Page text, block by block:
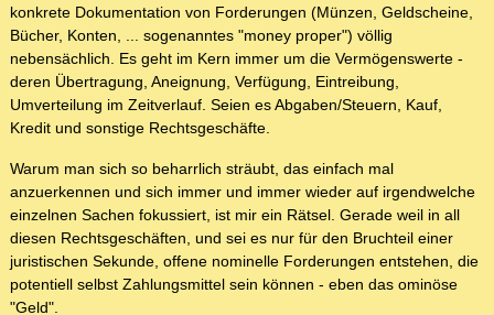
konkrete Dokumentation von Forderungen (Münzen, Geldscheine,
Bücher, Konten, ... sogenanntes "money proper") völlig
nebensächlich. Es geht im Kern immer um die Vermögenswerte -
deren Übertragung, Aneignung, Verfügung, Eintreibung,
Umverteilung im Zeitverlauf. Seien es Abgaben/Steuern, Kauf,
Kredit und sonstige Rechtsgeschäfte.
Warum man sich so beharrlich sträubt, das einfach mal
anzuerkennen und sich immer und immer wieder auf irgendwelche
einzelnen Sachen fokussiert, ist mir ein Rätsel. Gerade weil in all
diesen Rechtsgeschäften, und sei es nur für den Bruchteil einer
juristischen Sekunde, offene nominelle Forderungen entstehen, die
potentiell selbst Zahlungsmittel sein können - eben das ominöse
"Geld".